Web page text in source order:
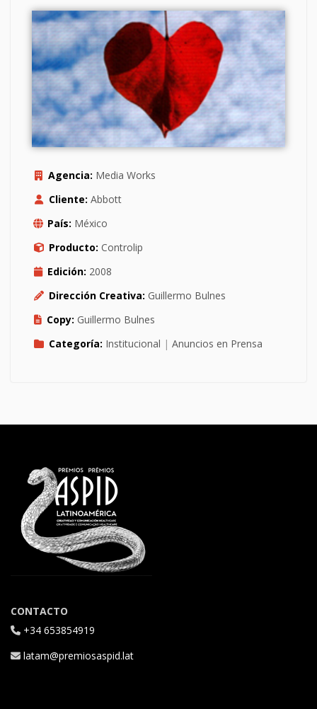
Agencia: Media Works
Cliente: Abbott
País: México
Producto: Controlip
Edición: 2008
Dirección Creativa: Guillermo Bulnes
Copy: Guillermo Bulnes
Categoría: Institucional | Anuncios en Prensa
CONTACTO
+34 653854919
latam@premiosaspid.lat